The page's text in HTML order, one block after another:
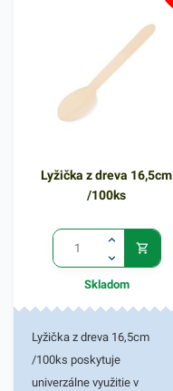
Lyžička z dreva 16,5cm
/100ks
Skladom
Lyžička z dreva 16,5cm
/100ks poskytuje
univerzálne využitie v